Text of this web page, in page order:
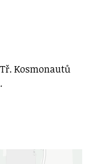
Kosmonautů